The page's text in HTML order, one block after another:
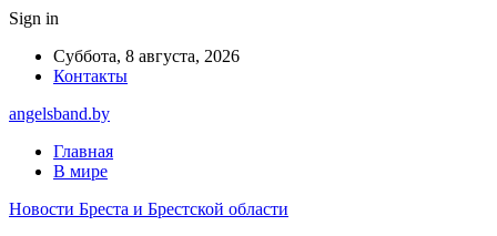
Sign in
Суббота, 8 августа, 2026
Контакты
angelsband.by
Главная
В мире
Новости Бреста и Брестской области